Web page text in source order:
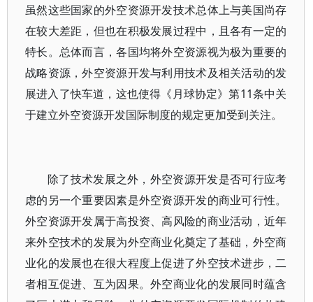
虽然这些国家的外空资源开发技术总体上与美国尚存
在较大差距，但也在积极发展过程中，且各有一定的
特长。总体而言，各国均将外空资源视为极为重要的
战略资源，外空资源开发与利用技术及相关活动的发
展进入了快车道，这也使得《月球协定》第11条中关
于建立外空资源开发国际制度的规定更加受到关注。
除了技术发展之外，外空资源开发是否可行应考
虑的另一个重要因素是外空资源开发的商业可行性。
外空资源开发属于高投资、高风险的商业活动，近年
来外空技术的发展为外空商业化奠定了基础，外空商
业化的发展也在很大程度上促进了外空技术进步，二
者相互促进、互为因果。外空商业化的发展同时蕴含